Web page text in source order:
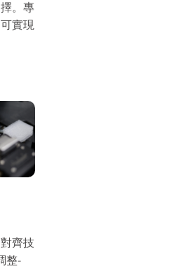
。專
實現
齊技
整-